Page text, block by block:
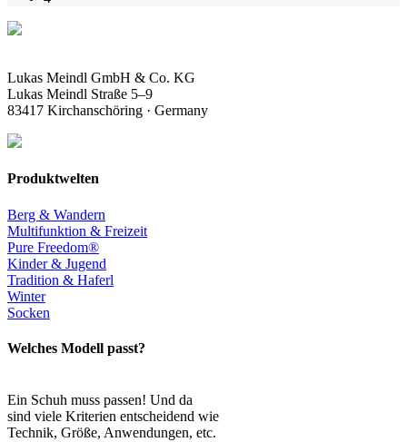
Lukas Meindl GmbH & Co. KG
Lukas Meindl Straße 5–9
83417 Kirchanschöring · Germany
Produktwelten
Berg & Wandern
Multifunktion & Freizeit
Pure Freedom®
Kinder & Jugend
Tradition & Haferl
Winter
Socken
Welches Modell passt?
Ein Schuh muss passen! Und da
sind viele Kriterien entscheidend wie
Technik, Größe, Anwendungen, etc.